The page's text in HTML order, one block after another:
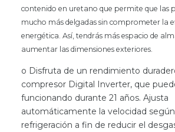
contenido en uretano que permite que las
mucho más delgadas sin comprometer la
energética. Así, tendrás más espacio de
aumentar las dimensiones exteriores.
o Disfruta de un rendimiento
compresor Digital Inverter, que
funcionando durante 21 años. Ajusta
automáticamente la velocidad
refrigeración a fin de reducir el